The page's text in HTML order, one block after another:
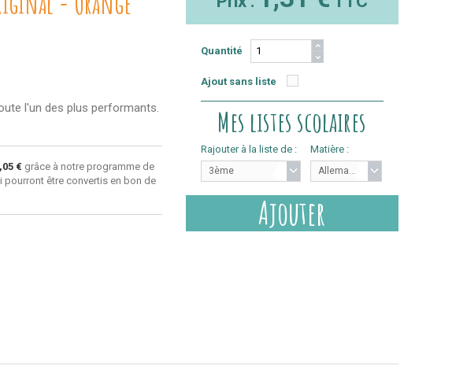
l'un des plus performants.
€grâce à notre programme de
pourront être convertis en bon de
Quantité
Ajout sans liste
Mes listes scolaires
Rajouter à la liste de :
3ème
Matière :
Allemand
Ajouter